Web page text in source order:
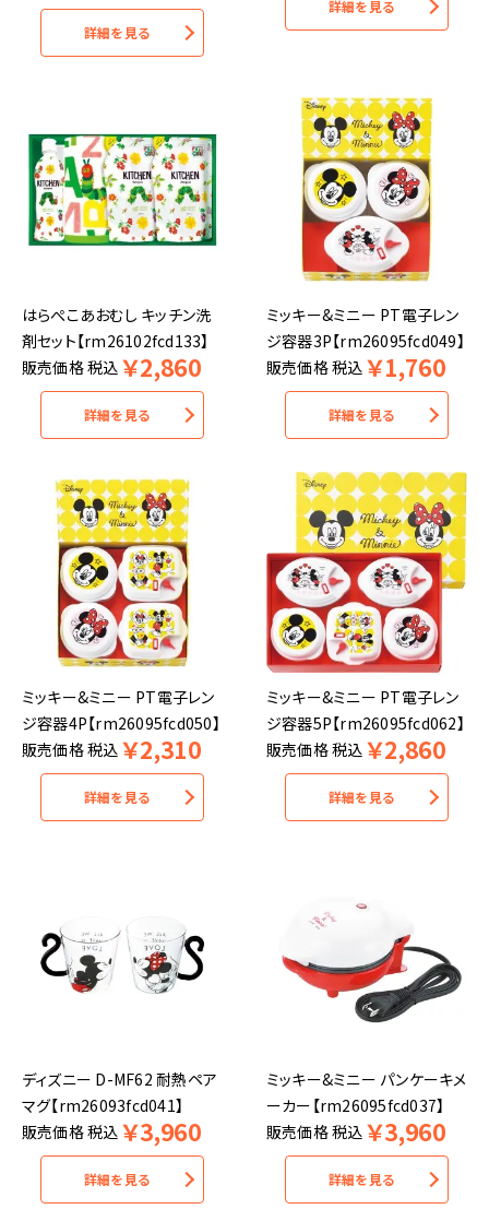
詳細を見る
詳細を見る
はらぺこあおむし キッチン洗
剤セット【rm26102fcd133】
販売価格税込 ￥2,860
詳細を見る
ミッキー&ミニー PT電子レン
ジ容器3P【rm26095fcd049】
販売価格税込 ￥1,760
詳細を見る
ミッキー&ミニー PT電子レン
ジ容器4P【rm26095fcd050】
販売価格税込 ￥2,310
詳細を見る
ミッキー&ミニー PT電子レン
ジ容器5P【rm26095fcd062】
販売価格税込 ￥2,860
詳細を見る
ディズニー D-MF62 耐熱ペア
マグ【rm26093fcd041】
販売価格税込 ￥3,960
詳細を見る
ミッキー&ミニー パンケーキメ
ーカー【rm26095fcd037】
販売価格税込 ￥3,960
詳細を見る